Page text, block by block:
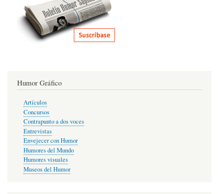
Humor Gráfico
Artículos
Concursos
Contrapunto a dos voces
Entrevistas
Envejecer con Humor
Humores del Mundo
Humores visuales
Museos del Humor